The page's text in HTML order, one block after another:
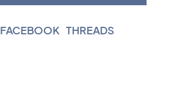
FACEBOOK THREADS